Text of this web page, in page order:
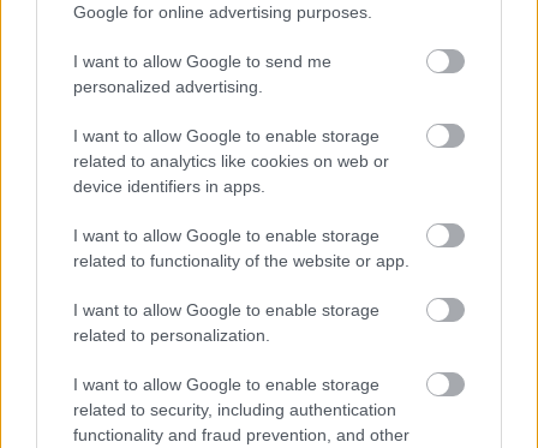
Google for online advertising purposes.
I want to allow Google to send me
personalized advertising.
I want to allow Google to enable storage
related to analytics like cookies on web or
device identifiers in apps.
I want to allow Google to enable storage
related to functionality of the website or app.
I want to allow Google to enable storage
related to personalization.
I want to allow Google to enable storage
related to security, including authentication
functionality and fraud prevention, and other
Elutasított csalódottság – Navarro határozott a két
rangadó között
rejtette véka alá magabiztosságát a Paks elleni rangadó előtt.